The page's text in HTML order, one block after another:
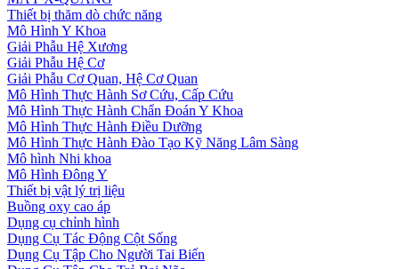
Thiết bị thăm dò chức năng
Mô Hình Y Khoa
Giải Phẫu Hệ Xương
Giải Phẫu Hệ Cơ
Giải Phẫu Cơ Quan, Hệ Cơ Quan
Mô Hình Thực Hành Sơ Cứu, Cấp Cứu
Mô Hình Thực Hành Chẩn Đoán Y Khoa
Mô Hình Thực Hành Điều Dưỡng
Mô Hình Thực Hành Đào Tạo Kỹ Năng Lâm Sàng
Mô hình Nhi khoa
Mô Hình Đông Y
Thiết bị vật lý trị liệu
Buồng oxy cao áp
Dụng cụ chỉnh hình
Dụng Cụ Tác Động Cột Sống
Dụng Cụ Tập Cho Người Tai Biến